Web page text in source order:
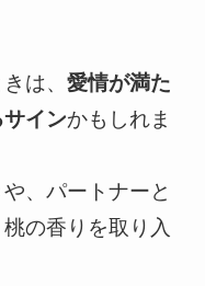
は、 愛情が満た
インかもしれま
、パートナーと
の香りを取り入